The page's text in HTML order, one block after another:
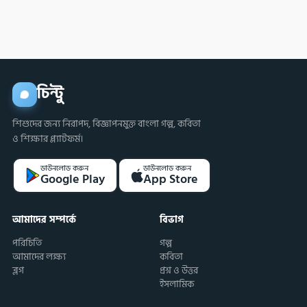
চিন্টু
শিশুদের জন্য নিরাপদ, বিজ্ঞাপনমুক্ত বাংলা গল্প, কবিতা
ও শিক্ষার প্ল্যাটফর্ম।
ডাউনলোড করুন
Google Play
ডাউনলোড করুন
App Store
আমাদের সম্পর্কে
পরিচিতি
আমাদের লক্ষ্য
ব্লগ
বিভাগ
গল্প
কবিতা
প্রশ্ন ও উত্তর
ইসলামিক